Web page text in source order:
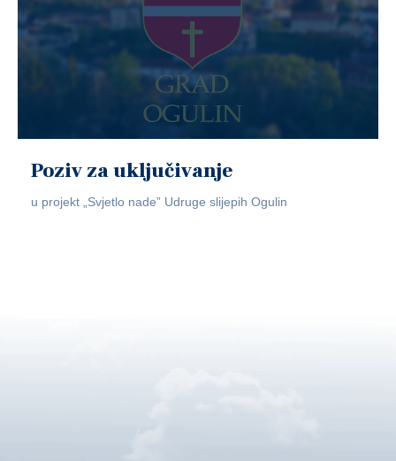
Poziv za uključivanje
u projekt „Svjetlo nade” Udruge slijepih Ogulin